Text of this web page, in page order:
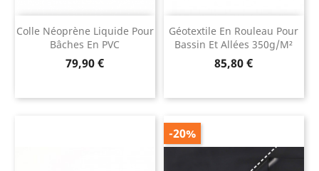
Colle Néoprène Liquide Pour
Bâches En PVC
Prix
79,90 €
Géotextile En Rouleau Pour
Bassin Et Allées 350g/m²
Prix
85,80 €
-20%